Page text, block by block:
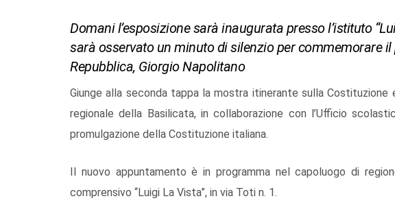
Domani l’esposizione sarà inaugurata presso l’istituto
sarà osservato un minuto di silenzio per commemorare
Repubblica, Giorgio Napolitano
Giunge alla seconda tappa la mostra itinerante sulla
regionale della Basilicata, in collaborazione con l’Ufficio
promulgazione della Costituzione italiana.
Il nuovo appuntamento è in programma nel capoluogo di
comprensivo “Luigi La Vista”, in via Toti n. 1.